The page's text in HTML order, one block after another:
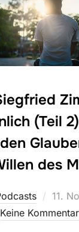
(Teil
des
am
11.
Keine